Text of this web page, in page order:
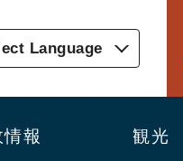
Language
報 観光